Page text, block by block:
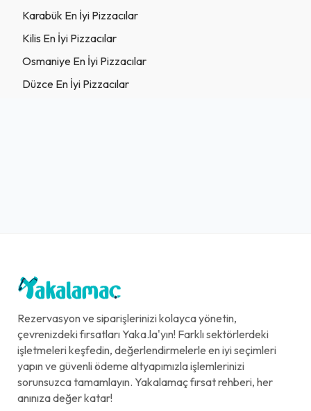
Karabük En İyi Pizzacılar
Kilis En İyi Pizzacılar
Osmaniye En İyi Pizzacılar
Düzce En İyi Pizzacılar
Rezervasyon ve siparişlerinizi kolayca yönetin,
çevrenizdeki fırsatları Yaka.la'yın! Farklı sektörlerdeki
işletmeleri keşfedin, değerlendirmelerle en iyi seçimleri
yapın ve güvenli ödeme altyapımızla işlemlerinizi
sorunsuzca tamamlayın. Yakalamaç fırsat rehberi, her
anınıza değer katar!